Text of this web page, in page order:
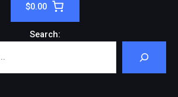
$0.00
Search: